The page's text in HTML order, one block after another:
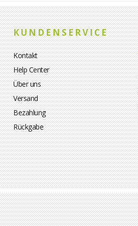
KUNDENSERVICE
Kontakt
Help Center
Über uns
Versand
Bezahlung
Rückgabe